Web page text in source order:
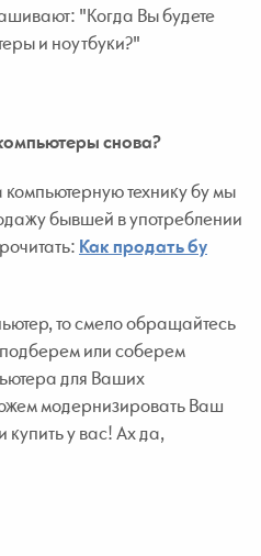
"Когда Вы будете
и ноутбуки?"
снова?
технику бу мы
бывшей в употреблении
Как продать бу
то смело обращайтесь
или соберем
для Ваших
модернизировать Ваш
купить у вас! Ах да,